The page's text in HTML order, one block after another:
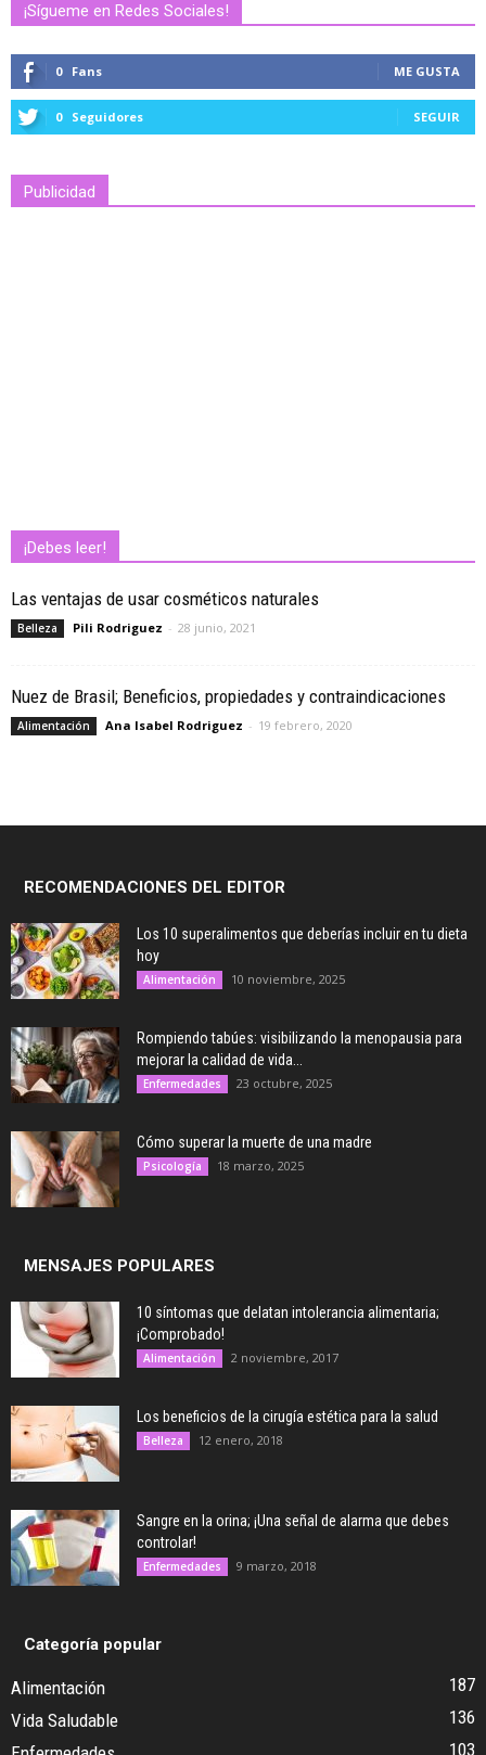
¡Sígueme en Redes Sociales!
0 Fans ME GUSTA
0 Seguidores SEGUIR
Publicidad
¡Debes leer!
Las ventajas de usar cosméticos naturales
Belleza Pili Rodriguez - 28 junio, 2021
Nuez de Brasil; Beneficios, propiedades y contraindicaciones
Alimentación Ana Isabel Rodriguez - 19 febrero, 2020
RECOMENDACIONES DEL EDITOR
Los 10 superalimentos que deberías incluir en tu dieta
hoy
Alimentación 10 noviembre, 2025
Rompiendo tabúes: visibilizando la menopausia para
mejorar la calidad de vida...
Enfermedades 23 octubre, 2025
Cómo superar la muerte de una madre
Psicología 18 marzo, 2025
MENSAJES POPULARES
10 síntomas que delatan intolerancia alimentaria;
¡Comprobado!
Alimentación 2 noviembre, 2017
Los beneficios de la cirugía estética para la salud
Belleza 12 enero, 2018
Sangre en la orina; ¡Una señal de alarma que debes
controlar!
Enfermedades 9 marzo, 2018
Categoría popular
Alimentación
187
Vida Saludable
136
103